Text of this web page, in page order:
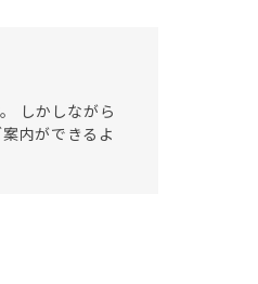
しかしながら
内ができるよ